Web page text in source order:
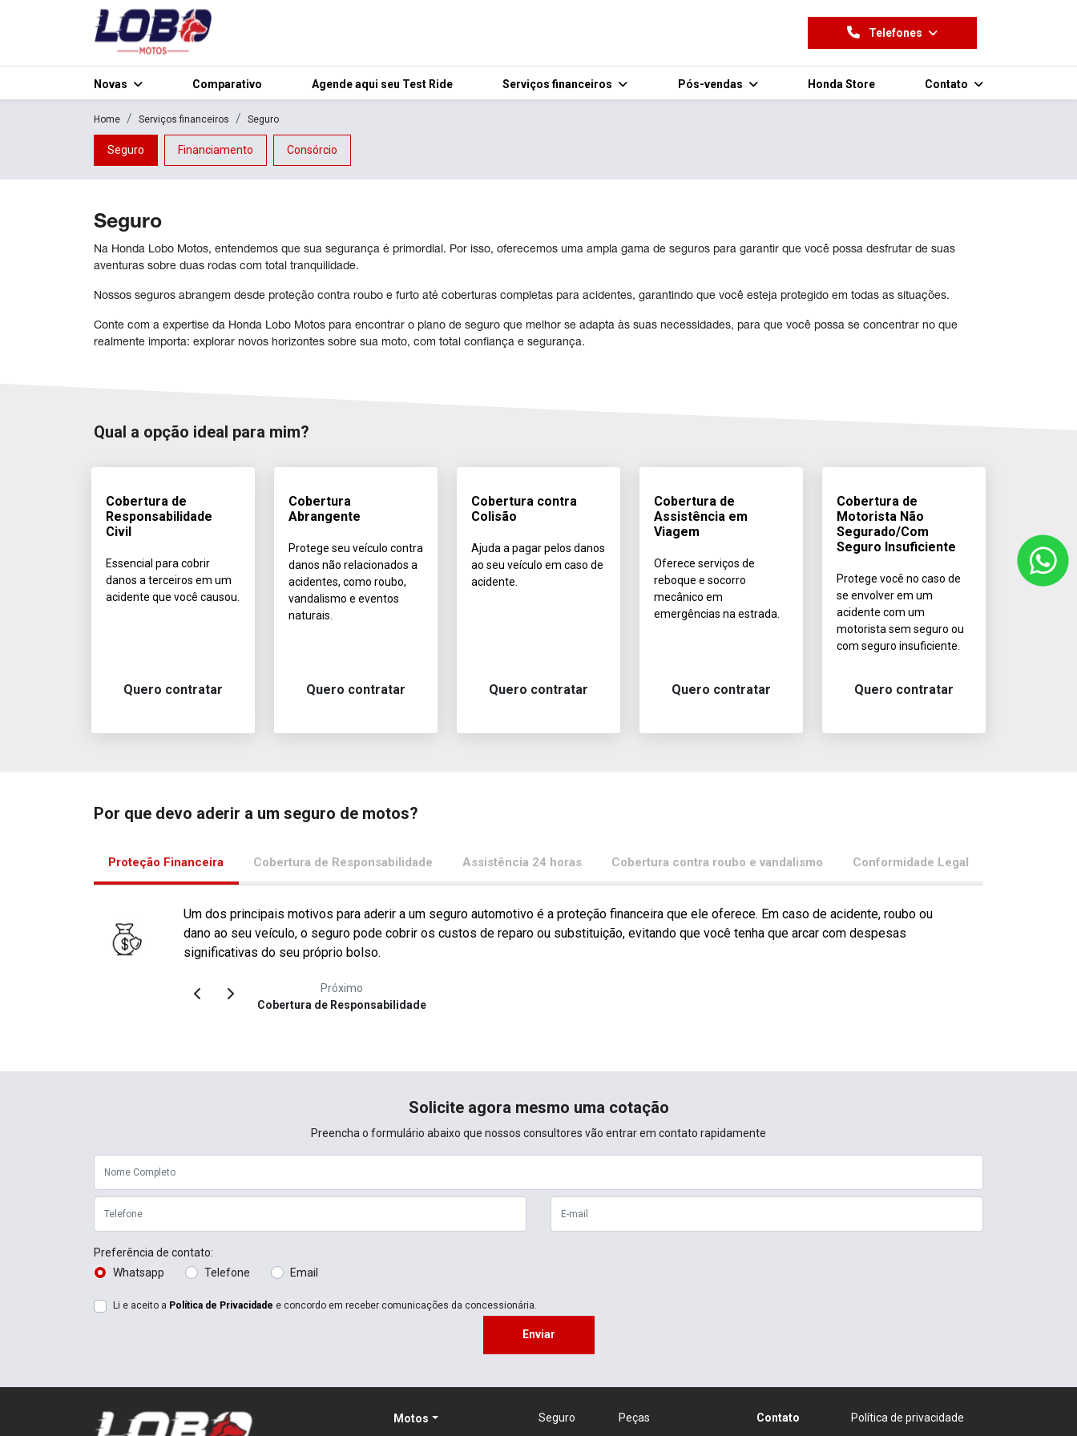
Telefones
Novas Comparativo Agende aqui seu Test Ride Serviços financeiros Pós-vendas Honda Store Contato
Home Serviços financeiros Seguro
Seguro Financiamento Consórcio
Seguro
Na Honda Lobo Motos, entendemos que sua segurança é primordial. Por isso, oferecemos uma ampla gama de seguros para garantir que você possa desfrutar de suas
aventuras sobre duas rodas com total tranquilidade.
Nossos seguros abrangem desde proteção contra roubo e furto até coberturas completas para acidentes, garantindo que você esteja protegido em todas as situações.
Conte com a expertise da Honda Lobo Motos para encontrar o plano de seguro que melhor se adapta às suas necessidades, para que você possa se concentrar no que
realmente importa: explorar novos horizontes sobre sua moto, com total confiança e segurança.
Qual a opção ideal para mim?
Cobertura de
Responsabilidade
Civil
Essencial para cobrir
danos a terceiros em um
acidente que você causou.
Quero contratar
Cobertura
Abrangente
Protege seu veículo contra
danos não relacionados a
acidentes, como roubo,
vandalismo e eventos
naturais.
Quero contratar
Cobertura contra
Colisão
Ajuda a pagar pelos danos
ao seu veículo em caso de
acidente.
Quero contratar
Cobertura de
Assistência em
Viagem
Oferece serviços de
reboque e socorro
mecânico em
emergências na estrada.
Quero contratar
Cobertura de
Motorista Não
Segurado/Com
Seguro Insuficiente
Protege você no caso de
se envolver em um
acidente com um
motorista sem seguro ou
com seguro insuficiente.
Quero contratar
Por que devo aderir a um seguro de motos?
Proteção Financeira Cobertura de Responsabilidade Assistência 24 horas Cobertura contra roubo e vandalismo Conformidade Legal
Um dos principais motivos para aderir a um seguro automotivo é a proteção financeira que ele oferece. Em caso de acidente, roubo ou
dano ao seu veículo, o seguro pode cobrir os custos de reparo ou substituição, evitando que você tenha que arcar com despesas
significativas do seu próprio bolso.
Próximo
Cobertura de Responsabilidade
Solicite agora mesmo uma cotação
Preencha o formulário abaixo que nossos consultores vão entrar em contato rapidamente
Preferência de contato:
Whatsapp
Telefone Email
Li e aceito a Política de Privacidade e concordo em receber comunicações da concessionária.
Enviar
Motos Seguro Peças Contato Política de privacidade